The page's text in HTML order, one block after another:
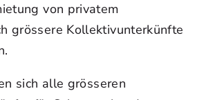
von privatem
grössere Kollektivunterkünfte
sich alle grösseren